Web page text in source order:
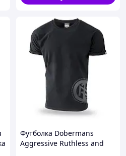
Футболка Dobermans
Aggressive Ruthless and